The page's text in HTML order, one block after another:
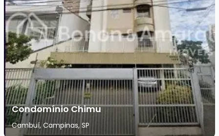
Condomínio Chimu
Cambuí, Campinas, SP